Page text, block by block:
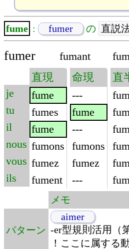
fume : fumer の 直説
fumer fumant
je
tu
il
nous
vous
ils
直現
fume
fumes
fume
fumons
fumez
fument
命現
---
fume
---
fumons
fumez
---
直
メモ
パターン
aimer
-er型規則活用（
！ここに属する